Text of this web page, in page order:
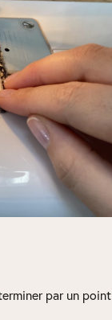
par un point